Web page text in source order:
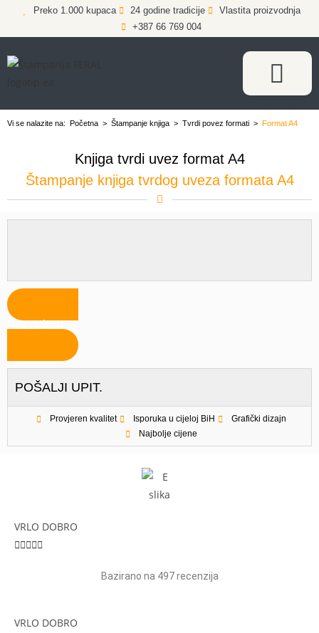
Preko 1.000 kupaca 24 godine tradicije
Vlastita proizvodnja
+387 66 769 004
Vi se nalazite na: Početna > Štampanje knjiga > Tvrdi povez formati > Format A4
Knjiga tvrdi uvez format A4
Štampanje knjiga tvrdog uveza formata A4
Pozovite
POŠALJI UPIT.
Provjeren kvalitet Isporuka u cijeloj BiH
Grafički dizajn
Najbolje cijene
VRLO DOBRO

Bazirano na 497 recenzija
VRLO DOBRO